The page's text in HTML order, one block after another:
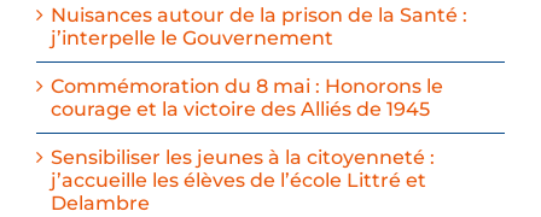
Nuisances autour de la prison de la Santé :
j’interpelle le Gouvernement
Commémoration du 8 mai : Honorons le
courage et la victoire des Alliés de 1945
Sensibiliser les jeunes à la citoyenneté :
j’accueille les élèves de l’école Littré et
Delambre